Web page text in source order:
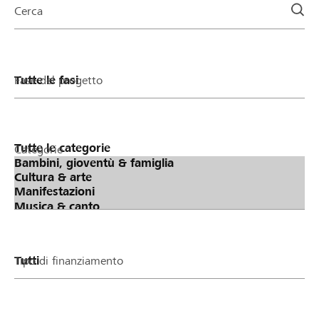
della
Cerca
Fase del progetto
Categorie
Tipo di finanziamento